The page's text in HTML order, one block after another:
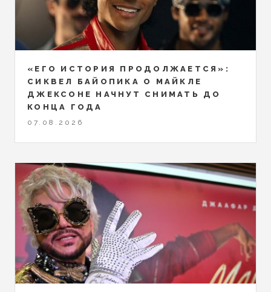
«ЕГО ИСТОРИЯ ПРОДОЛЖАЕТСЯ»:
СИКВЕЛ БАЙОПИКА О МАЙКЛЕ
ДЖЕКСОНЕ НАЧНУТ СНИМАТЬ ДО
КОНЦА ГОДА
07.08.2026